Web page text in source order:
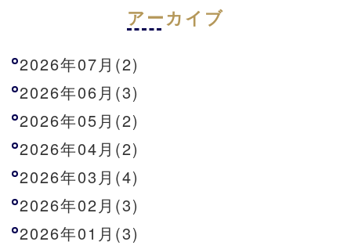
アーカイブ
2026年07月(2)
2026年06月(3)
2026年05月(2)
2026年04月(2)
2026年03月(4)
2026年02月(3)
2026年01月(3)